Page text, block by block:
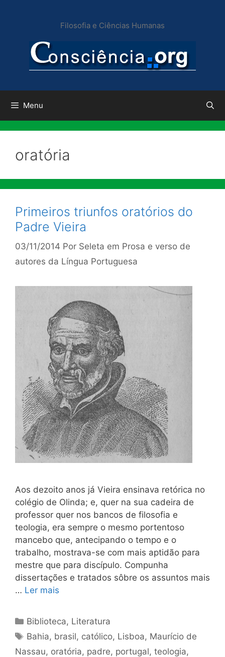
conteúdo
Filosofia e Ciências Humanas
Menu
oratória
Primeiros triunfos oratórios do
Padre Vieira
03/11/2014 Por Seleta em Prosa e verso de
autores da Língua Portuguesa
Aos dezoito anos já Vieira ensinava retórica no
colégio de Olinda; e, quer na sua cadeira de
professor quer nos bancos de filosofia e
teologia, era sempre o mesmo portentoso
mancebo que, antecipando o tempo e o
trabalho, mostrava-se com mais aptidão para
mestre que para discípulo. Compunha
dissertações e tratados sôbre os assuntos mais
… Ler mais
Categorias
Biblioteca, Literatura
Tags
Bahia, brasil, católico, Lisboa, Maurício de
Nassau, oratória, padre, portugal, teologia,